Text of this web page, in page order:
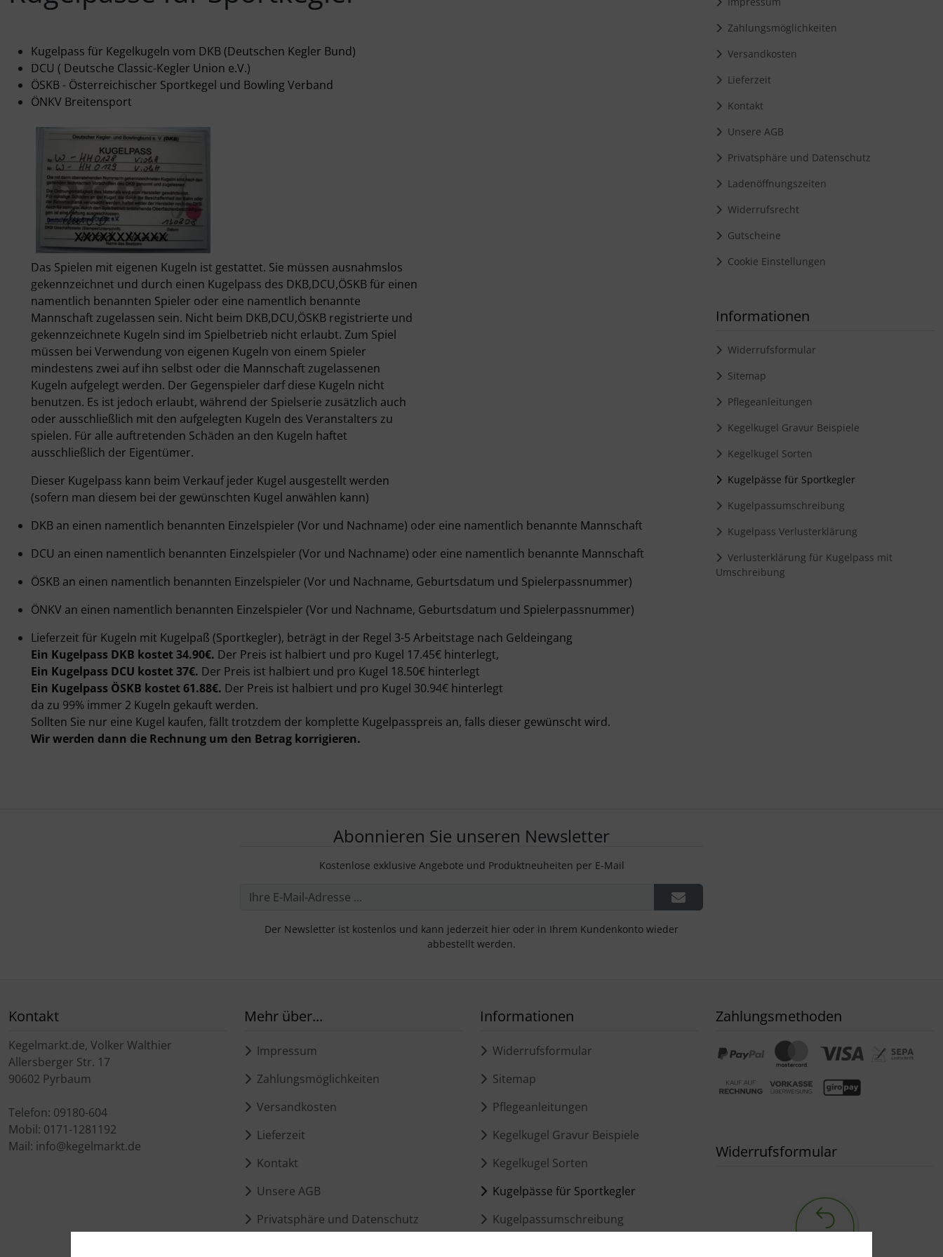
Kugelpass für Kegelkugeln vom DKB (Deutschen Kegler Bund)
DCU ( Deutsche Classic-Kegler Union e.V.)
ÖSKB - Österreichischer Sportkegel und Bowling Verband
ÖNKV Breitensport
Das Spielen mit eigenen Kugeln ist gestattet. Sie müssen ausnahmslos
gekennzeichnet und durch einen Kugelpass des DKB,DCU,ÖSKB für einen
namentlich benannten Spieler oder eine namentlich benannte
Mannschaft zugelassen sein. Nicht beim DKB,DCU,ÖSKB registrierte und
gekennzeichnete Kugeln sind im Spielbetrieb nicht erlaubt. Zum Spiel
müssen bei Verwendung von eigenen Kugeln von einem Spieler
mindestens zwei auf ihn selbst oder die Mannschaft zugelassenen
Kugeln aufgelegt werden. Der Gegenspieler darf diese Kugeln nicht
benutzen. Es ist jedoch erlaubt, während der Spielserie zusätzlich auch
oder ausschließlich mit den aufgelegten Kugeln des Veranstalters zu
spielen. Für alle auftretenden Schäden an den Kugeln haftet
ausschließlich der Eigentümer.
Dieser Kugelpass kann beim Verkauf jeder Kugel ausgestellt werden
(sofern man diesem bei der gewünschten Kugel anwählen kann)
DKB an einen namentlich benannten Einzelspieler (Vor und Nachname) oder eine namentlich benannte Mannschaft
DCU an einen namentlich benannten Einzelspieler (Vor und Nachname) oder eine namentlich benannte Mannschaft
ÖSKB an einen namentlich benannten Einzelspieler (Vor und Nachname, Geburtsdatum und Spielerpassnummer)
ÖNKV an einen namentlich benannten Einzelspieler (Vor und Nachname, Geburtsdatum und Spielerpassnummer)
Lieferzeit für Kugeln mit Kugelpaß (Sportkegler), beträgt in der Regel 3-5 Arbeitstage nach Geldeingang
Ein Kugelpass DKB kostet 34.90€. Der Preis ist halbiert und pro Kugel 17.45€ hinterlegt,
Ein Kugelpass DCU kostet 37€. Der Preis ist halbiert und pro Kugel 18.50€ hinterlegt
Ein Kugelpass ÖSKB kostet 61.88€. Der Preis ist halbiert und pro Kugel 30.94€ hinterlegt
da zu 99% immer 2 Kugeln gekauft werden.
Sollten Sie nur eine Kugel kaufen, fällt trotzdem der komplette Kugelpasspreis an, falls dieser gewünscht wird.
Wir werden dann die Rechnung um den Betrag korrigieren.
Zahlungsmöglichkeiten
Versandkosten
Lieferzeit
Kontakt
Unsere AGB
Privatsphäre und Datenschutz
Ladenöffnungszeiten
Widerrufsrecht
Gutscheine
Cookie Einstellungen
Informationen
Widerrufsformular
Sitemap
Pflegeanleitungen
Kegelkugel Gravur Beispiele
Kegelkugel Sorten
Kugelpässe für Sportkegler
Kugelpassumschreibung
Kugelpass Verlusterklärung
Verlusterklärung für Kugelpass mit
Umschreibung
Abonnieren Sie unseren Newsletter
Kostenlose exklusive Angebote und Produktneuheiten per E-Mail
Der Newsletter ist kostenlos und kann jederzeit hier oder in Ihrem Kundenkonto wieder
abbestellt werden.
Kontakt
Kegelmarkt.de, Volker Walthier
Allersberger Str. 17
90602 Pyrbaum
Telefon: 09180-604
Mobil: 0171-1281192
Mail: info@kegelmarkt.de
Mehr über...
Impressum
Zahlungsmöglichkeiten
Versandkosten
Lieferzeit
Kontakt
Unsere AGB
Privatsphäre und Datenschutz
Informationen
Widerrufsformular
Sitemap
Pflegeanleitungen
Kegelkugel Gravur Beispiele
Kegelkugel Sorten
Kugelpässe für Sportkegler
Kugelpassumschreibung
Zahlungsmethoden
Widerrufsformular
Gutschein
Sonstiges
Spieth